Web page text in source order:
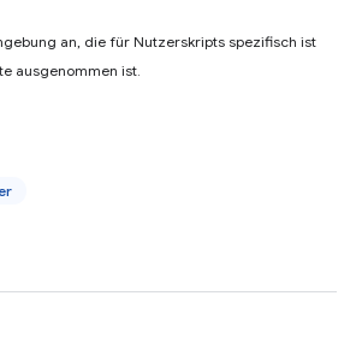
an, die für Nutzerskripts spezifisch ist
ausgenommen ist.